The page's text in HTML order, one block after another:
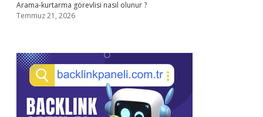
Arama-kurtarma görevlisi nasıl olunur ?
Temmuz 21, 2026